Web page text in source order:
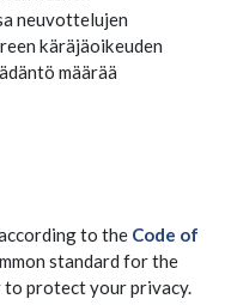
neuvottelujen
käräjäoikeuden
määrää
to the Code of
standard for the
to protect your privacy.